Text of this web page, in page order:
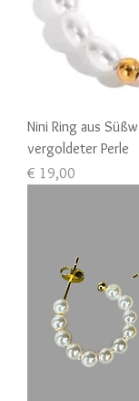
Nini Ring aus
vergoldeter Perle
Preis
€ 19,00